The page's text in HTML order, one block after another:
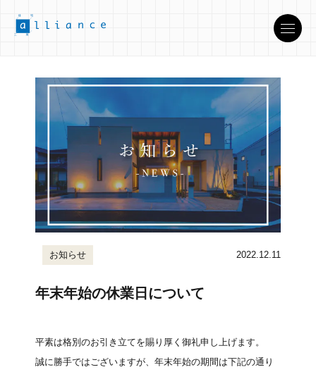
お知らせ 2022.12.11
年末年始の休業日について
平素は格別のお引き立てを賜り厚く御礼申し上げます。
誠に勝手ではございますが、年末年始の期間は下記の通り